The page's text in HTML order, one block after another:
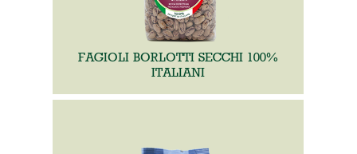
FAGIOLI BORLOTTI SECCHI 100%
ITALIANI